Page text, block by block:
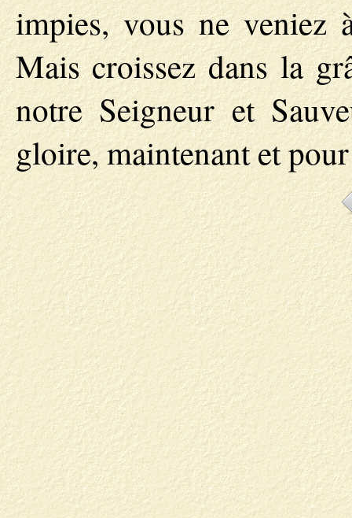
impies, vous ne
Mais croissez dans la
notre Seigneur et
gloire, maintenant et